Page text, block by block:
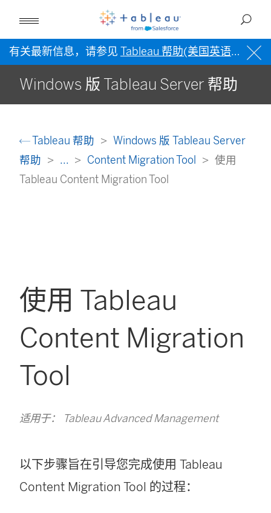
有关最新信息，请参见 Tableau 帮助(美国英语) 。
Windows 版 Tableau Server 帮助
Tableau 帮助
Windows 版 Tableau Server
帮助
... Content Migration Tool
使用
Tableau Content Migration Tool
使用 Tableau
Content Migration
Tool
适用于： Tableau Advanced Management
以下步骤旨在引导您完成使用 Tableau
Content Migration Tool 的过程：